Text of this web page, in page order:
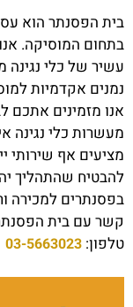
בתחום המוסיקה.
עשיר של כלי נגינה
נמנים אקדמיות
אנו מזמינים אתכם
מעשרות כלי נגינה
מציעים אף שירותי
להבטיח שהתהליך
בפסנתרים למכירה
קשר עם בית
טלפון: 03-5663023